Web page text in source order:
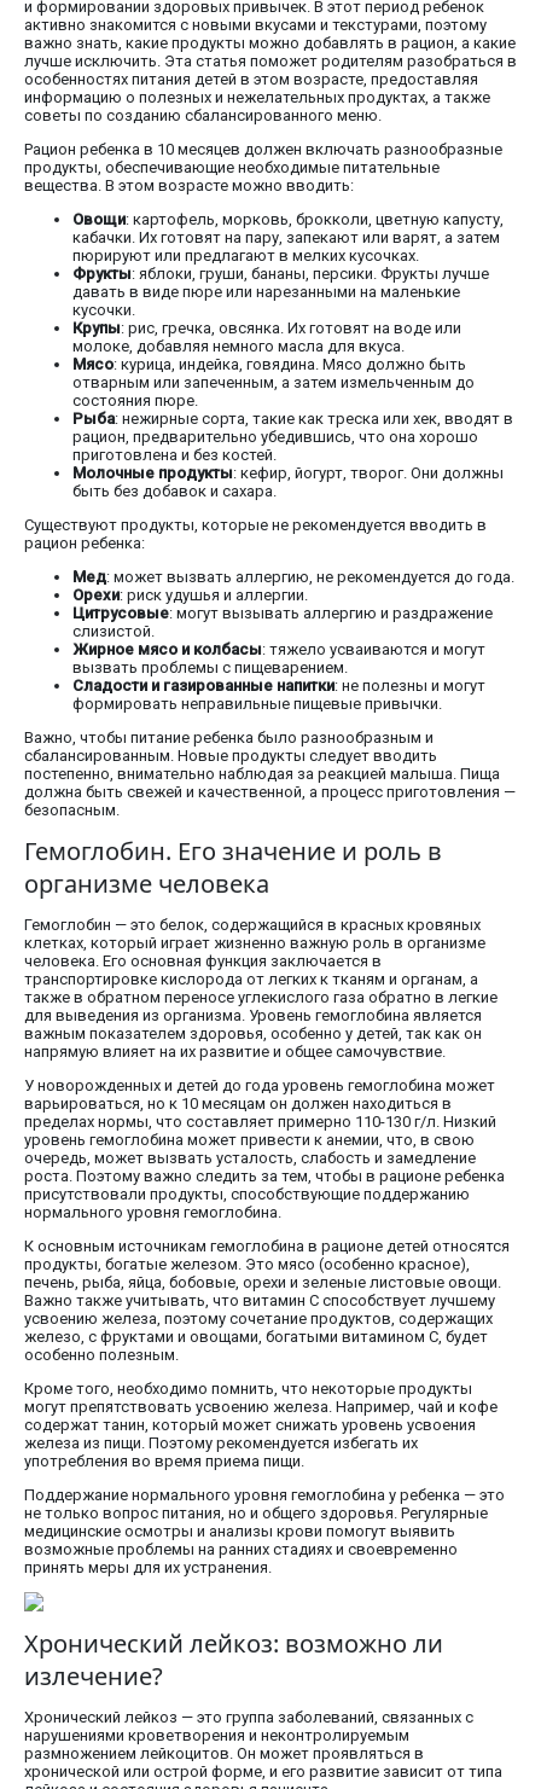
и формировании здоровых привычек. В этот период ребенок
активно знакомится с новыми вкусами и текстурами, поэтому
важно знать, какие продукты можно добавлять в рацион, а какие
лучше исключить. Эта статья поможет родителям разобраться в
особенностях питания детей в этом возрасте, предоставляя
информацию о полезных и нежелательных продуктах, а также
советы по созданию сбалансированного меню.
Рацион ребенка в 10 месяцев должен включать разнообразные
продукты, обеспечивающие необходимые питательные
вещества. В этом возрасте можно вводить:
Овощи: картофель, морковь, брокколи, цветную капусту,
кабачки. Их готовят на пару, запекают или варят, а затем
пюрируют или предлагают в мелких кусочках.
Фрукты: яблоки, груши, бананы, персики. Фрукты лучше
давать в виде пюре или нарезанными на маленькие
кусочки.
Крупы: рис, гречка, овсянка. Их готовят на воде или
молоке, добавляя немного масла для вкуса.
Мясо: курица, индейка, говядина. Мясо должно быть
отварным или запеченным, а затем измельченным до
состояния пюре.
Рыба: нежирные сорта, такие как треска или хек, вводят в
рацион, предварительно убедившись, что она хорошо
приготовлена и без костей.
Молочные продукты: кефир, йогурт, творог. Они должны
быть без добавок и сахара.
Существуют продукты, которые не рекомендуется вводить в
рацион ребенка:
Мед: может вызвать аллергию, не рекомендуется до года.
Орехи: риск удушья и аллергии.
Цитрусовые: могут вызывать аллергию и раздражение
слизистой.
Жирное мясо и колбасы: тяжело усваиваются и могут
вызвать проблемы с пищеварением.
Сладости и газированные напитки: не полезны и могут
формировать неправильные пищевые привычки.
Важно, чтобы питание ребенка было разнообразным и
сбалансированным. Новые продукты следует вводить
постепенно, внимательно наблюдая за реакцией малыша. Пища
должна быть свежей и качественной, а процесс приготовления —
безопасным.
Гемоглобин. Его значение и роль в
организме человека
Гемоглобин — это белок, содержащийся в красных кровяных
клетках, который играет жизненно важную роль в организме
человека. Его основная функция заключается в
транспортировке кислорода от легких к тканям и органам, а
также в обратном переносе углекислого газа обратно в легкие
для выведения из организма. Уровень гемоглобина является
важным показателем здоровья, особенно у детей, так как он
напрямую влияет на их развитие и общее самочувствие.
У новорожденных и детей до года уровень гемоглобина может
варьироваться, но к 10 месяцам он должен находиться в
пределах нормы, что составляет примерно 110-130 г/л. Низкий
уровень гемоглобина может привести к анемии, что, в свою
очередь, может вызвать усталость, слабость и замедление
роста. Поэтому важно следить за тем, чтобы в рационе ребенка
присутствовали продукты, способствующие поддержанию
нормального уровня гемоглобина.
К основным источникам гемоглобина в рационе детей относятся
продукты, богатые железом. Это мясо (особенно красное),
печень, рыба, яйца, бобовые, орехи и зеленые листовые овощи.
Важно также учитывать, что витамин C способствует лучшему
усвоению железа, поэтому сочетание продуктов, содержащих
железо, с фруктами и овощами, богатыми витамином C, будет
особенно полезным.
Кроме того, необходимо помнить, что некоторые продукты
могут препятствовать усвоению железа. Например, чай и кофе
содержат танин, который может снижать уровень усвоения
железа из пищи. Поэтому рекомендуется избегать их
употребления во время приема пищи.
Поддержание нормального уровня гемоглобина у ребенка — это
не только вопрос питания, но и общего здоровья. Регулярные
медицинские осмотры и анализы крови помогут выявить
возможные проблемы на ранних стадиях и своевременно
принять меры для их устранения.
Хронический лейкоз: возможно ли
излечение?
Хронический лейкоз — это группа заболеваний, связанных с
нарушениями кроветворения и неконтролируемым
размножением лейкоцитов. Он может проявляться в
хронической или острой форме, и его развитие зависит от типа